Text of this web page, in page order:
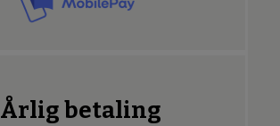
Årlig betaling